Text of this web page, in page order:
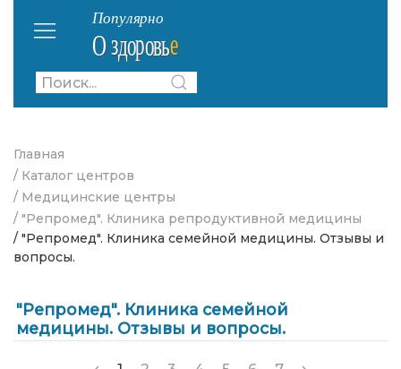
Главная
/ Каталог центров
/ Медицинские центры
/ "Репромед". Клиника репродуктивной медицины
/ "Репромед". Клиника семейной медицины. Отзывы и
вопросы.
"Репромед". Клиника семейной
медицины. Отзывы и вопросы.